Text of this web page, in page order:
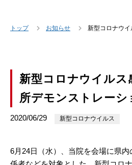
トップ お知らせ 新型コロナウ
新型コロナウイルス
所デモンストレーシ
2020/06/29 新型コロナウイルス
6月24日（水）、当院を会場に県